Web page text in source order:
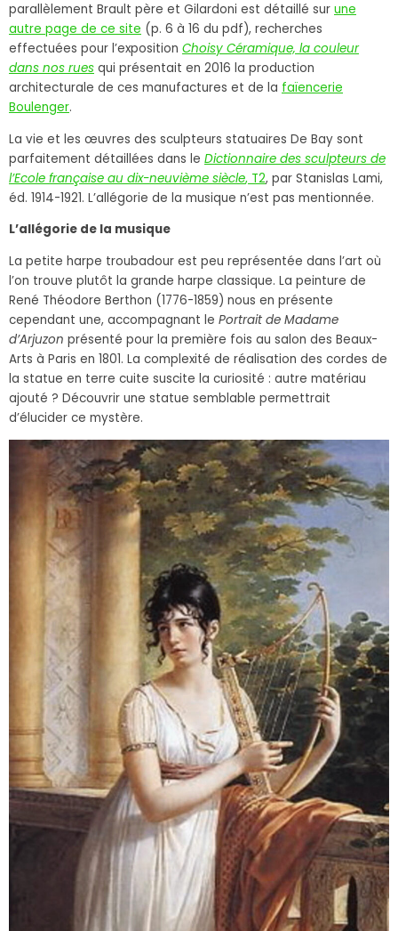
parallèlement Brault père et Gilardoni est détaillé sur une
autre page de ce site (p. 6 à 16 du pdf), recherches
effectuées pour l’exposition Choisy Céramique, la couleur
dans nos rues qui présentait en 2016 la production
architecturale de ces manufactures et de la faïencerie
Boulenger.
La vie et les œuvres des sculpteurs statuaires De Bay sont
parfaitement détaillées dans le Dictionnaire des sculpteurs de
l’Ecole française au dix-neuvième siècle, T2, par Stanislas Lami,
éd. 1914-1921. L’allégorie de la musique n’est pas mentionnée.
L’allégorie de la musique
La petite harpe troubadour est peu représentée dans l’art où
l’on trouve plutôt la grande harpe classique. La peinture de
René Théodore Berthon (1776-1859) nous en présente
cependant une, accompagnant le Portrait de Madame
d’Arjuzon présenté pour la première fois au salon des Beaux-
Arts à Paris en 1801. La complexité de réalisation des cordes de
la statue en terre cuite suscite la curiosité : autre matériau
ajouté ? Découvrir une statue semblable permettrait
d’élucider ce mystère.